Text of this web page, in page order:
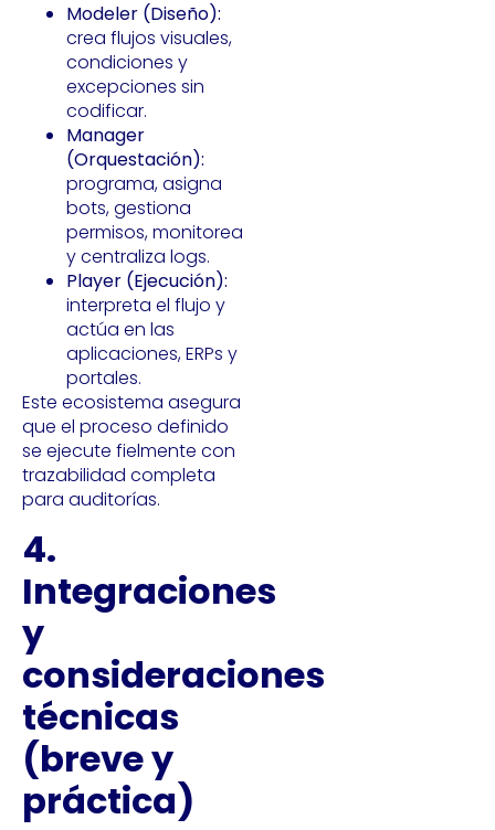
Modeler (Diseño):
crea flujos visuales,
condiciones y
excepciones sin
codificar.
Manager
(Orquestación):
programa, asigna
bots, gestiona
permisos, monitorea
y centraliza logs.
Player (Ejecución):
interpreta el flujo y
actúa en las
aplicaciones, ERPs y
portales.
Este ecosistema asegura
que el proceso definido
se ejecute fielmente con
trazabilidad completa
para auditorías.
4.
Integraciones
y
consideraciones
técnicas
(breve y
práctica)